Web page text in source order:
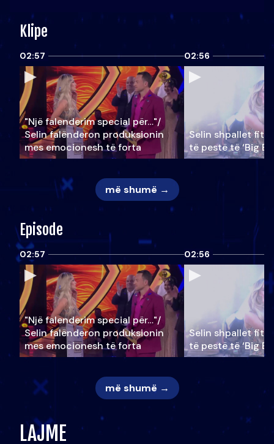
Klipe
02:57
"Një falenderim special për…"/
Selin falënderon produksionin
mes emocionesh të forta
02:56
Selin shpallet
të pestë të ‘Big
më shumë →
Episode
02:57
"Një falenderim special për…"/
Selin falënderon produksionin
mes emocionesh të forta
02:56
Selin shpallet
të pestë të ‘Big
më shumë →
LAJME